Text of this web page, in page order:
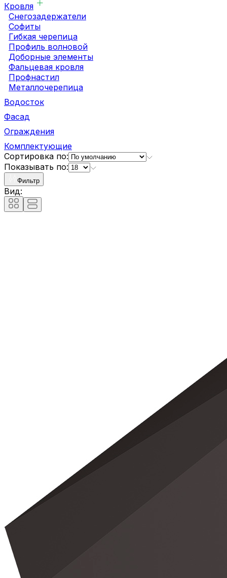
Кровля
Снегозадержатели
Софиты
Гибкая черепица
Профиль волновой
Доборные элементы
Фальцевая кровля
Профнастил
Металлочерепица
Водосток
Фасад
Ограждения
Комплектующие
Сортировка по:
Показывать по:
Фильтр
Вид: